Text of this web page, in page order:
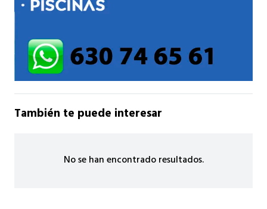
También te puede interesar
No se han encontrado resultados.